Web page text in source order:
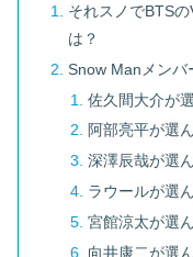
それスノでBTS
は？
Snow Manメンバ
佐久間大介が
阿部亮平が選
深澤辰哉が選
ラウールが選
宮館涼太が選
向井康二が選